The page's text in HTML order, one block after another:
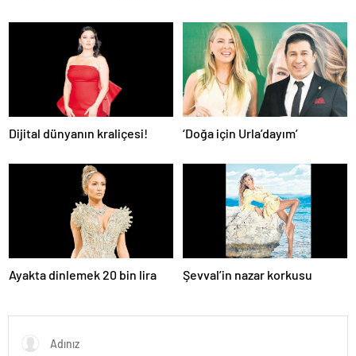
Dijital dünyanın kraliçesi! ‘Doğa için Urla’dayım’
Ayakta dinlemek 20 bin lira Şevval’in nazar korkusu